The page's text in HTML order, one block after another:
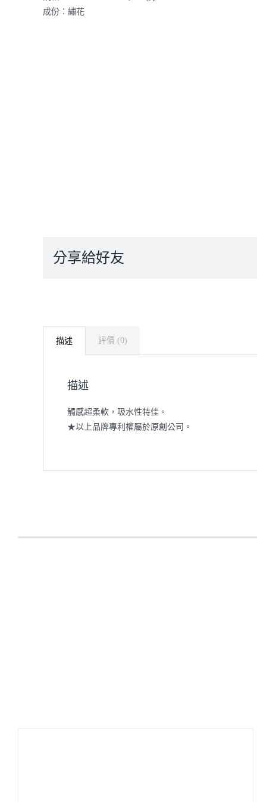
成份：繡花
分享給好友
描述 評價 (0)
描述
觸感超柔軟，吸水性特佳。
★以上品牌專利權屬於原創公司。